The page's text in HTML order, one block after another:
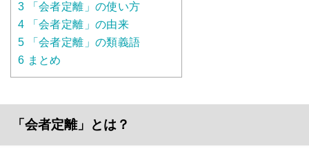
3 「会者定離」の使い方
4 「会者定離」の由来
5 「会者定離」の類義語
6 まとめ
「会者定離」とは？